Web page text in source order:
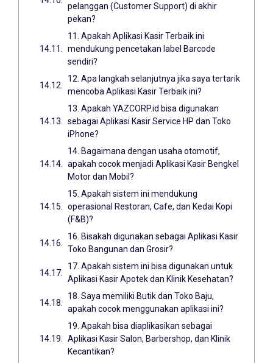
pelanggan (Customer Support) di akhir
pekan?
11. Apakah Aplikasi Kasir Terbaik ini
mendukung pencetakan label Barcode
sendiri?
12. Apa langkah selanjutnya jika saya tertarik
mencoba Aplikasi Kasir Terbaik ini?
13. Apakah YAZCORP.id bisa digunakan
sebagai Aplikasi Kasir Service HP dan Toko
iPhone?
14. Bagaimana dengan usaha otomotif,
apakah cocok menjadi Aplikasi Kasir Bengkel
Motor dan Mobil?
15. Apakah sistem ini mendukung
operasional Restoran, Cafe, dan Kedai Kopi
(F&B)?
16. Bisakah digunakan sebagai Aplikasi Kasir
Toko Bangunan dan Grosir?
17. Apakah sistem ini bisa digunakan untuk
Aplikasi Kasir Apotek dan Klinik Kesehatan?
18. Saya memiliki Butik dan Toko Baju,
apakah cocok menggunakan aplikasi ini?
19. Apakah bisa diaplikasikan sebagai
Aplikasi Kasir Salon, Barbershop, dan Klinik
Kecantikan?